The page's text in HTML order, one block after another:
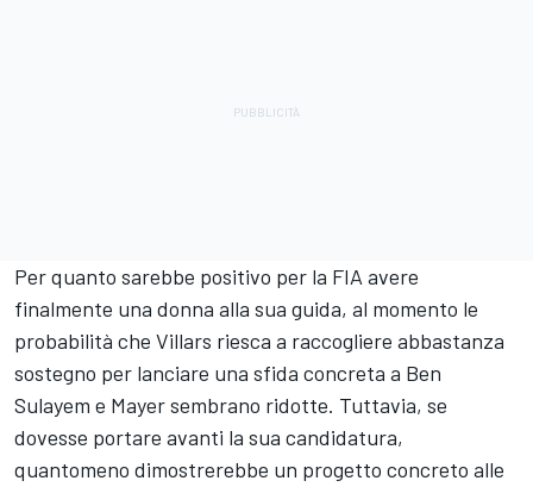
Per quanto sarebbe positivo per la FIA avere
finalmente una donna alla sua guida, al momento le
probabilità che Villars riesca a raccogliere abbastanza
sostegno per lanciare una sfida concreta a Ben
Sulayem e Mayer sembrano ridotte. Tuttavia, se
dovesse portare avanti la sua candidatura,
quantomeno dimostrerebbe un progetto concreto alle